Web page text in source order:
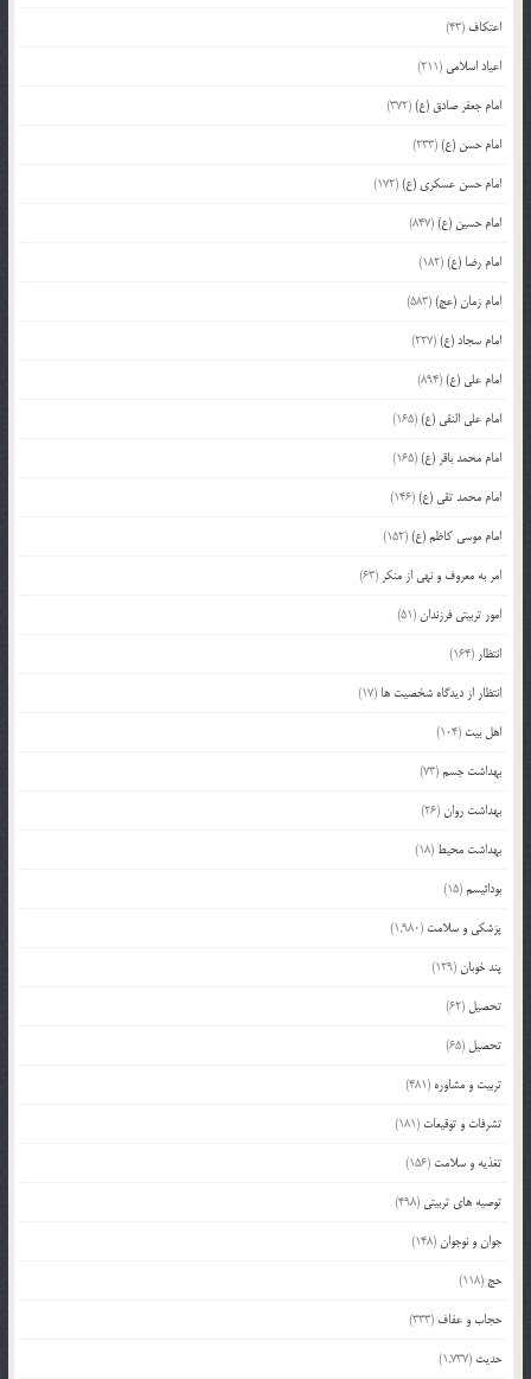
اعتکاف (43)
اعیاد اسلامی (211)
امام جعفر صادق (ع)(372)
امام حسن (ع)(233)
امام حسن عسکری (ع)(172)
امام حسین (ع)(847)
امام رضا (ع)(182)
امام زمان (عج)(583)
امام سجاد (ع)(227)
امام علی (ع)(894)
امام علی النقی (ع)(165)
امام محمد باقر (ع)(165)
امام محمد تقی (ع)(146)
امام موسی کاظم (ع)(152)
امر به معروف و نهی از منکر (63)
امور تربیتی فرزندان(51)
انتظار (164)
انتظار از دیدگاه شخصیت ها (17)
اهل بیت (104)
بهداشت جسم(73)
بهداشت روان(26)
بهداشت محیط (18)
بودائیسم(15)
پزشکی و سلامت (1,980)
پند خوبان(129)
تحصیل (62)
تحصیل (65)
تربیت و مشاوره (481)
تشرفات و توقیعات (181)
تغذیه و سلامت (156)
توصیه های تربیتی (498)
جوان و نوجوان(148)
حج (118)
حجاب و عفاف (333)
حدیث (1,737)